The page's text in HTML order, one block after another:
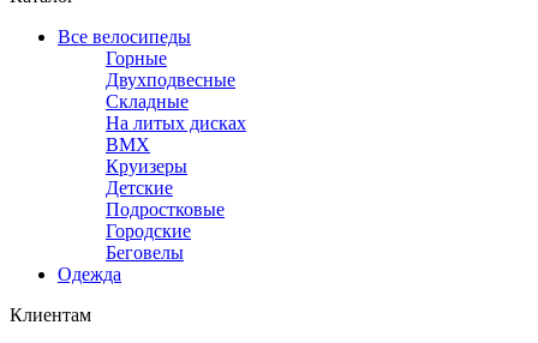
Все велосипеды
Горные
Двухподвесные
Складные
На литых дисках
BMX
Круизеры
Детские
Подростковые
Городские
Беговелы
Одежда
Клиентам